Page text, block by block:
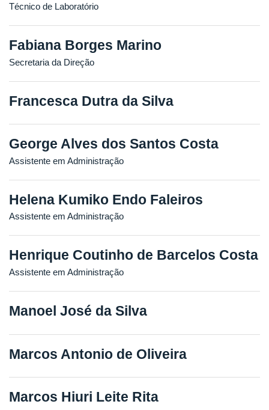
Técnico de Laboratório
Fabiana Borges Marino
Secretaria da Direção
Francesca Dutra da Silva
George Alves dos Santos Costa
Assistente em Administração
Helena Kumiko Endo Faleiros
Assistente em Administração
Henrique Coutinho de Barcelos Costa
Assistente em Administração
Manoel José da Silva
Marcos Antonio de Oliveira
Marcos Hiuri Leite Rita